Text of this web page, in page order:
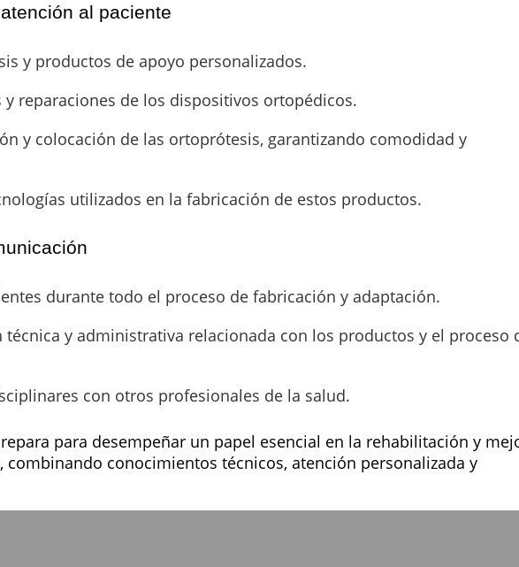
al paciente
y productos de apoyo personalizados.
y reparaciones de los dispositivos ortopédicos.
y colocación de las ortoprótesis, garantizando comodidad y
utilizados en la fabricación de estos productos.
durante todo el proceso de fabricación y adaptación.
y administrativa relacionada con los productos y el proceso
con otros profesionales de la salud.
para desempeñar un papel esencial en la rehabilitación y
combinando conocimientos técnicos, atención personalizada y